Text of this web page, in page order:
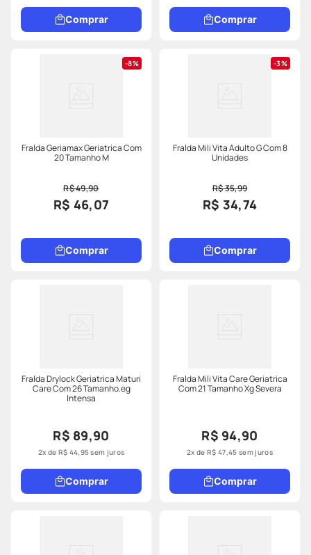
Comprar Comprar
8%
Fralda Geriamax Geriatrica Com
20 Tamanho M
R$ 49,90
R$ 46,07
Comprar
3%
Fralda Mili Vita Adulto G Com 8
Unidades
R$ 35,99
R$ 34,74
Comprar
Fralda Drylock Geriatrica Maturi
Care Com 26 Tamanho.eg
Intensa
R$ 89,90
2x de R$ 44,95sem juros
Comprar
Fralda Mili Vita Care Geriatrica
Com 21 Tamanho Xg Severa
R$ 94,90
2x deR$ 47,45 sem juros
Comprar